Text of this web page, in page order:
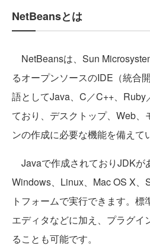
NetBeansとは
NetBeansは、Sun
るオープンソースのIDE（統合
語としてJava、C／C++、Ruby
ており、デスクトップ、Web、
ンの作成に必要な機能を備えて
Javaで作成されておりJDKが
Windows、Linux、Mac OS X、
トフォームで実行できます。
エディタなどに加え、プラグイ
ることも可能です。